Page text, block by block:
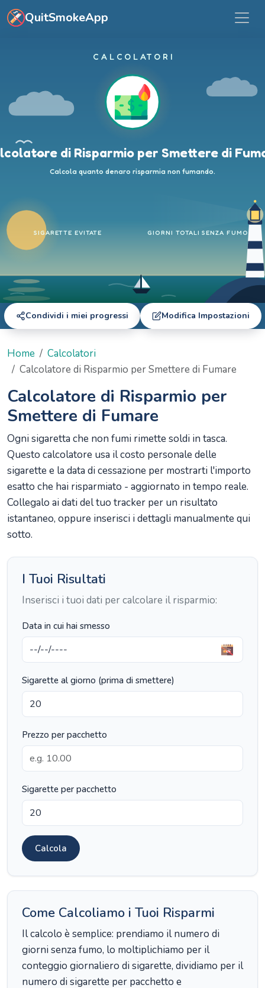
Vai al contenuto principale
QuitSmokeApp
CALCOLATORI
di Risparmio per Smettere di
Calcola quanto denaro risparmia non fumando.
SIGARETTE EVITATE GIORNI TOTALI SENZA FUMO
Condividi i miei progressi Modifica Impostazioni
Home
Calcolatori
Calcolatore di Risparmio per Smettere di Fumare
Calcolatore di Risparmio per
Smettere di Fumare
Ogni sigaretta che non fumi rimette soldi in tasca.
Questo calcolatore usa il costo personale delle
sigarette e la data di cessazione per mostrarti l'importo
esatto che hai risparmiato - aggiornato in tempo reale.
Collegalo ai dati del tuo tracker per un risultato
istantaneo, oppure inserisci i dettagli manualmente qui
sotto.
I Tuoi Risultati
Inserisci i tuoi dati per calcolare il risparmio:
Data in cui hai smesso
Sigarette al giorno (prima di smettere)
Prezzo per pacchetto
Sigarette per pacchetto
Calcola
Come Calcoliamo i Tuoi Risparmi
Il calcolo è semplice: prendiamo il numero di
giorni senza fumo, lo moltiplichiamo per il
conteggio giornaliero di sigarette, dividiamo per il
numero di sigarette per pacchetto e